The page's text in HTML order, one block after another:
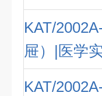
KAT/
屉）|医学
KAT/